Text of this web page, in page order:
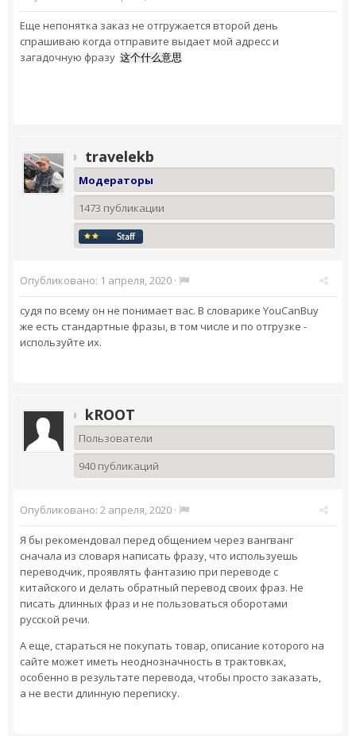
Еще непонятка заказ не отгружается второй день
спрашиваю когда отправите выдает мой адресс и
загадочную фразу 这个什么意思
travelekb
Модераторы
1473 публикации
Опубликовано: 1 апреля, 2020 ·
судя по всему он не понимает вас. В словарике YouCanBuy
же есть стандартные фразы, в том числе и по отгрузке -
используйте их.
kROOT
Пользователи
940 публикаций
Опубликовано: 2 апреля, 2020 ·
Я бы рекомендовал перед общением через вангванг
сначала из словаря написать фразу, что используешь
переводчик, проявлять фантазию при переводе с
китайского и делать обратный перевод своих фраз. Не
писать длинных фраз и не пользоваться оборотами
русской речи.
А еще, стараться не покупать товар, описание которого на
сайте может иметь неоднозначность в трактовках,
особенно в результате перевода, чтобы просто заказать,
а не вести длинную переписку.